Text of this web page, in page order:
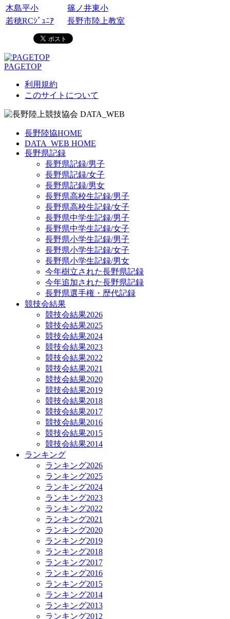
木島平小
篠ノ井東小
若穂RCｼﾞｭﾆｱ
長野市陸上教室
PAGETOP
利用規約
このサイトについて
長野陸協HOME
DATA_WEB HOME
長野県記録
長野県記録/男子
長野県記録/女子
長野県記録/男女
長野県高校生記録/男子
長野県高校生記録/女子
長野県中学生記録/男子
長野県中学生記録/女子
長野県小学生記録/男子
長野県小学生記録/女子
長野県小学生記録/男女
今年樹立された長野県記録
今年追加された長野県記録
長野県選手権・歴代記録
競技会結果
競技会結果2026
競技会結果2025
競技会結果2024
競技会結果2023
競技会結果2022
競技会結果2021
競技会結果2020
競技会結果2019
競技会結果2018
競技会結果2017
競技会結果2016
競技会結果2015
競技会結果2014
ランキング
ランキング2026
ランキング2025
ランキング2024
ランキング2023
ランキング2022
ランキング2021
ランキング2020
ランキング2019
ランキング2018
ランキング2017
ランキング2016
ランキング2015
ランキング2014
ランキング2013
ランキング2012